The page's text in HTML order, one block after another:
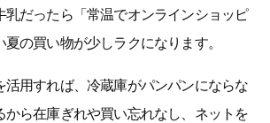
乳だったら「常温でオンラインショッピ
の買い物が少しラクになります。
活用すれば、冷蔵庫がパンパンにならな
から在庫ぎれや買い忘れなし、ネットを